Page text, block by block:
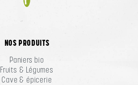
Facebook
NOS PRODUITS
Paniers bio
Fruits & Légumes
Cave & épicerie